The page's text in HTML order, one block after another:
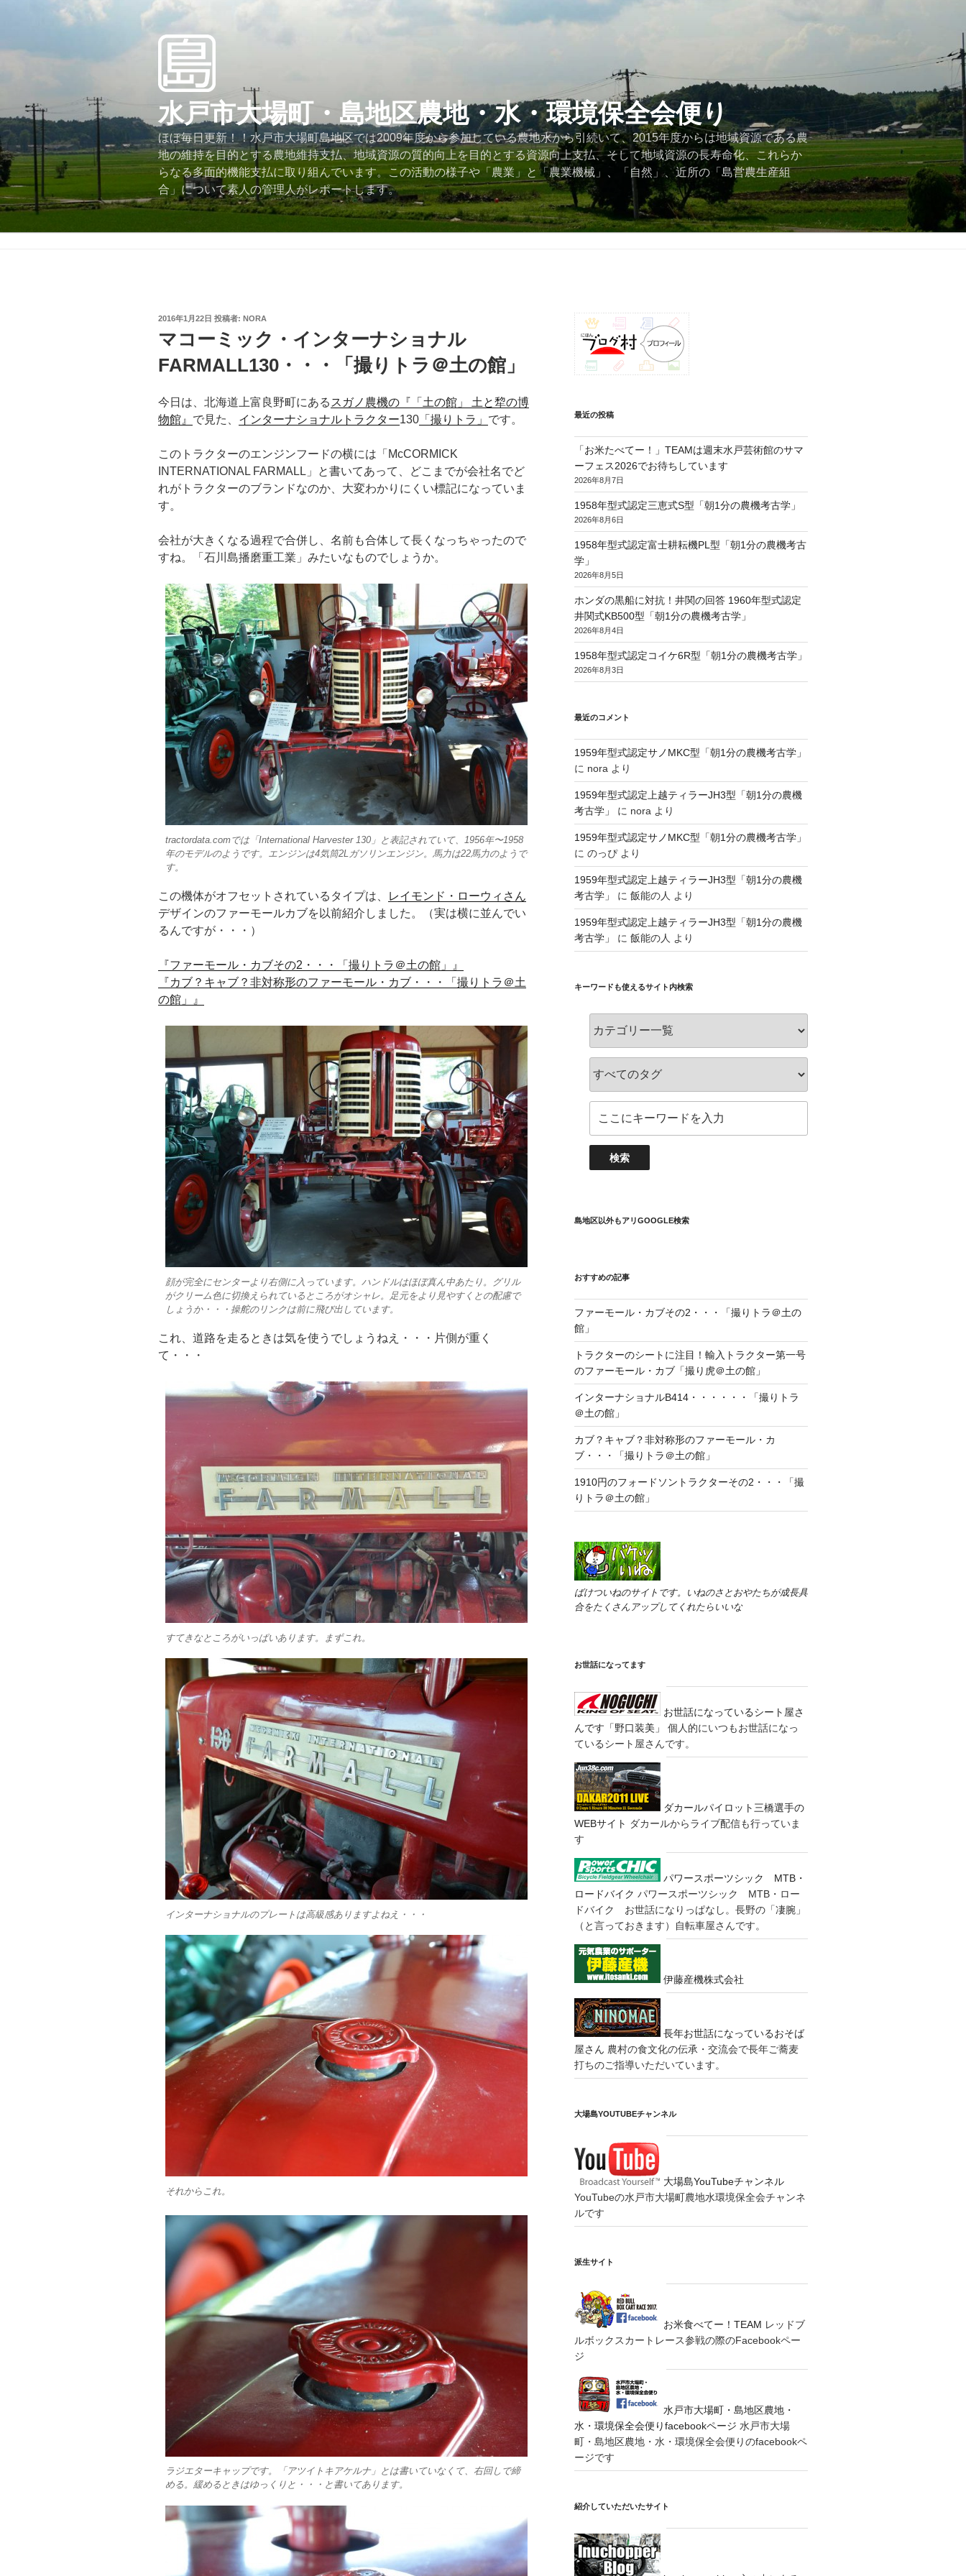
キ
ッ
プ
水戸市大場町・島地区農地・水・環境保全会便り
ほぼ毎日更新！！水戸市大場町島地区では2009年度から参加している農地水から引続いて、2015年度からは地域資源である農
地の維持を目的とする農地維持支払、地域資源の質的向上を目的とする資源向上支払、そして地域資源の長寿命化、これらか
らなる多面的機能支払に取り組んでいます。この活動の様子や「農業」と「農業機械」、「自然」、近所の「島営農生産組
合」について素人の管理人がレポートします。
投
日:
2016年1月22日 投稿者: NORA
マコーミック・インターナショナル
FARMALL130・・・「撮りトラ＠土の館」
今日は、北海道上富良野町にある スガノ農機の『「土の館」 土と犂の博
物館』 で見た、 インターナショナルトラクター130 「撮りトラ」 です。
このトラクターのエンジンフードの横には「McCORMICK
INTERNATIONAL FARMALL」と書いてあって、どこまでが会社名でど
れがトラクターのブランドなのか、大変わかりにくい標記になっていま
す。
会社が大きくなる過程で合併し、名前も合体して長くなっちゃったので
すね。「石川島播磨重工業」みたいなものでしょうか。
tractordata.comでは「International Harvester 130」と表記されていて、1956年〜1958
年のモデルのようです。エンジンは4気筒2Lガソリンエンジン。馬力は22馬力のようで
す。
この機体がオフセットされているタイプは、
レイモンド・ローウィさん
デザインのファーモールカブを以前紹介しました。（実は横に並んでい
るんですが・・・）
『ファーモール・カブその2・・・「撮りトラ＠土の館」』
『カブ？キャブ？非対称形のファーモール・カブ・・・「撮りトラ＠土
の館」』
顔が完全にセンターより右側に入っています。ハンドルはほぼ真ん中あたり。グリル
がクリーム色に切換えられているところがオシャレ。足元をより見やすくとの配慮で
しょうか・・・操舵のリンクは前に飛び出しています。
これ、道路を走るときは気を使うでしょうねえ・・・片側が重く
て・・・
すてきなところがいっぱいあります。まずこれ。
インターナショナルのプレートは高級感ありますよねえ・・・
それからこれ。
ラジエターキャップです。「アツイトキアケルナ」とは書いていなくて、右回しで締
める。緩めるときはゆっくりと・・・と書いてあります。
最近の投稿
「お米たべてー！」TEAMは週末水戸芸術館のサマ
ーフェス2026でお待ちしています
2026年8月7日
1958年型式認定三恵式S型「朝1分の農機考古学」
2026年8月6日
1958年型式認定富士耕耘機PL型「朝1分の農機考古
学」
2026年8月5日
ホンダの黒船に対抗！井関の回答 1960年型式認定
井関式KB500型「朝1分の農機考古学」
2026年8月4日
1958年型式認定コイケ6R型「朝1分の農機考古学」
2026年8月3日
最近のコメント
1959年型式認定サノMKC型「朝1分の農機考古学」
に nora より
1959年型式認定上越ティラーJH3型「朝1分の農機
考古学」
に nora より
1959年型式認定サノMKC型「朝1分の農機考古学」
に のっぴより
1959年型式認定上越ティラーJH3型「朝1分の農機
考古学」
に 飯能の人 より
1959年型式認定上越ティラーJH3型「朝1分の農機
考古学」
に 飯能の人 より
キーワードも使えるサイト内検索
島地区以外もアリGOOGLE検索
おすすめの記事
ファーモール・カブその2・・・「撮りトラ＠土の
館」
トラクターのシートに注目！輸入トラクター第一号
のファーモール・カブ「撮り虎＠土の館」
インターナショナルB414・・・・・・「撮りトラ
＠土の館」
カブ？キャブ？非対称形のファーモール・カ
ブ・・・「撮りトラ＠土の館」
1910円のフォードソントラクターその2・・・「撮
りトラ＠土の館」
ばけついねのサイトです。いねのさとおやたちが成長具
合をたくさんアップしてくれたらいいな
お世話になってます
お世話になっているシート屋さ
んです「野口装美」
個人的にいつもお世話になっ
ているシート屋さんです。
ダカールパイロット三橋選手の
WEBサイト ダカールからライブ配信も行っていま
す
パワースポーツシック MTB・
ロードバイク パワースポーツシック MTB・ロー
ドバイク お世話になりっぱなし。長野の「凄腕」
（と言っておきます）自転車屋さんです。
伊藤産機株式会社
長年お世話になっているおそば
屋さん 農村の食文化の伝承・交流会で長年ご蕎麦
打ちのご指導いただいています。
大場島YOUTUBEチャンネル
大場島YouTubeチャンネル
YouTubeの水戸市大場町農地水環境保全会チャンネ
ルです
派生サイト
お米食べてー！TEAM レッドブ
ルボックスカートレース参戦の際のFacebookペー
ジ
水戸市大場町・島地区農地・
水・環境保全会便りfacebookページ 水戸市大場
町・島地区農地・水・環境保全会便りのfacebookペ
ージです
紹介していただいたサイト